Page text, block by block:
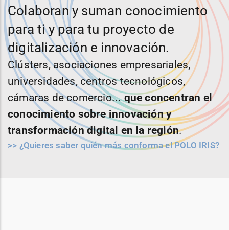
Colaboran y suman conocimiento
para ti y para tu proyecto de
digitalización e innovación.
Clústers, asociaciones empresariales,
universidades, centros tecnológicos,
cámaras de comercio...que concentran el
conocimiento sobre innovación y
transformación digital en la región.
>> ¿Quieres saber quién más conforma el POLO IRIS?